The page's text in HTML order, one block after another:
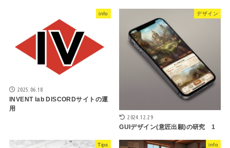
info
2025.06.18
INVENT lab DISCORDサイトの運
用
デザイン
2024.12.29
GUIデザイン(意匠出願)の研究 1
Tips info